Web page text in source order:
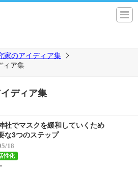
家のアイディア集
ィア集
ディア集
社でマスクを緩和していくため
な3つのステップ
18
性化